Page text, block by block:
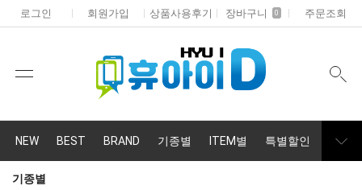
로그인 회원가입 상품사용후기 장바구니 0 주문조회
NEW BEST BRAND 기종별 ITEM별 특별할인 휴대폰
기종별